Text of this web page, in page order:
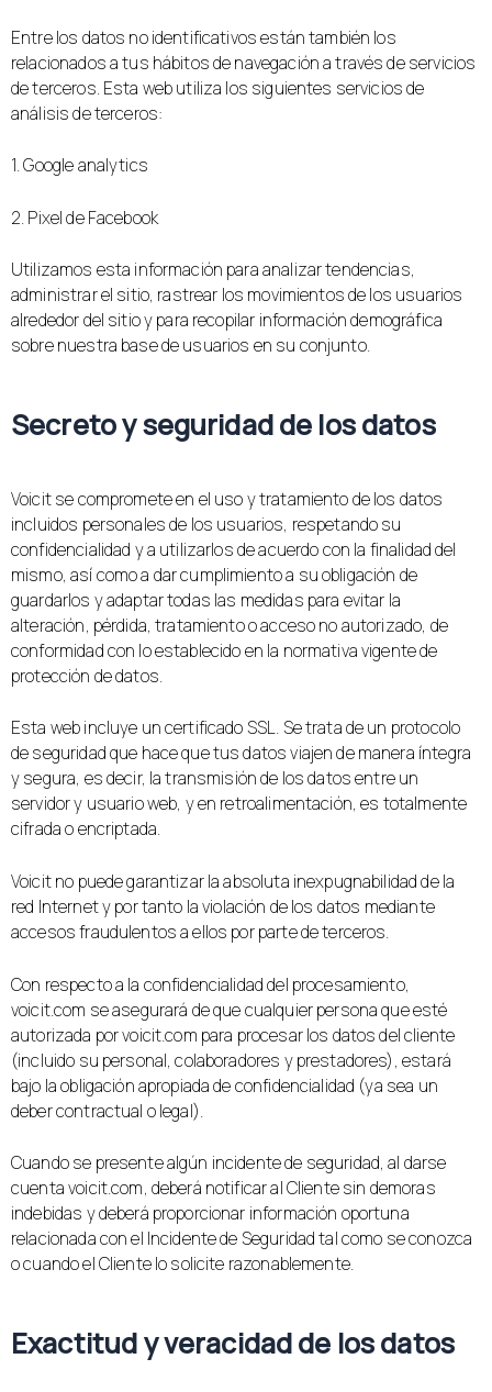
Entre los datos no identificativos están también los
relacionados a tus hábitos de navegación a través de servicios
de terceros. Esta web utiliza los siguientes servicios de
análisis de terceros:
1. Google analytics
2. Pixel de Facebook
Utilizamos esta información para analizar tendencias,
administrar el sitio, rastrear los movimientos de los usuarios
alrededor del sitio y para recopilar información demográfica
sobre nuestra base de usuarios en su conjunto.
Secreto y seguridad de los datos
Voicit se compromete en el uso y tratamiento de los datos
incluidos personales de los usuarios, respetando su
confidencialidad y a utilizarlos de acuerdo con la finalidad del
mismo, así como a dar cumplimiento a su obligación de
guardarlos y adaptar todas las medidas para evitar la
alteración, pérdida, tratamiento o acceso no autorizado, de
conformidad con lo establecido en la normativa vigente de
protección de datos.
Esta web incluye un certificado SSL. Se trata de un protocolo
de seguridad que hace que tus datos viajen de manera íntegra
y segura, es decir, la transmisión de los datos entre un
servidor y usuario web, y en retroalimentación, es totalmente
cifrada o encriptada.
Voicit no puede garantizar la absoluta inexpugnabilidad de la
red Internet y por tanto la violación de los datos mediante
accesos fraudulentos a ellos por parte de terceros.
Con respecto a la confidencialidad del procesamiento,
voicit.com se asegurará de que cualquier persona que esté
autorizada por voicit.com para procesar los datos del cliente
(incluido su personal, colaboradores y prestadores), estará
bajo la obligación apropiada de confidencialidad (ya sea un
deber contractual o legal).
Cuando se presente algún incidente de seguridad, al darse
cuenta voicit.com, deberá notificar al Cliente sin demoras
indebidas y deberá proporcionar información oportuna
relacionada con el Incidente de Seguridad tal como se conozca
o cuando el Cliente lo solicite razonablemente.
Exactitud y veracidad de los datos